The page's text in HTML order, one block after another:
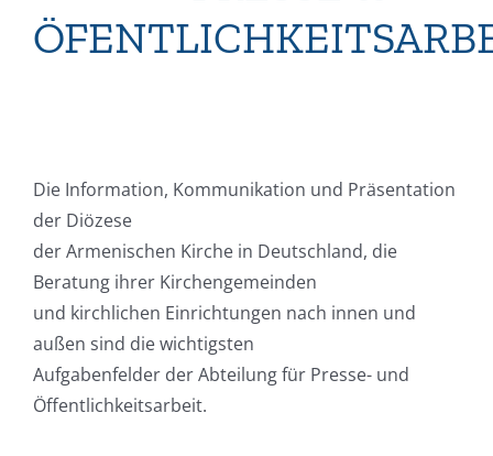
Die Information, Kommunikation und Präsentation
der Diözese
der Armenischen Kirche in Deutschland, die
Beratung ihrer Kirchengemeinden
und kirchlichen Einrichtungen nach innen und
außen sind die wichtigsten
Aufgabenfelder der Abteilung für Presse- und
Öffentlichkeitsarbeit.